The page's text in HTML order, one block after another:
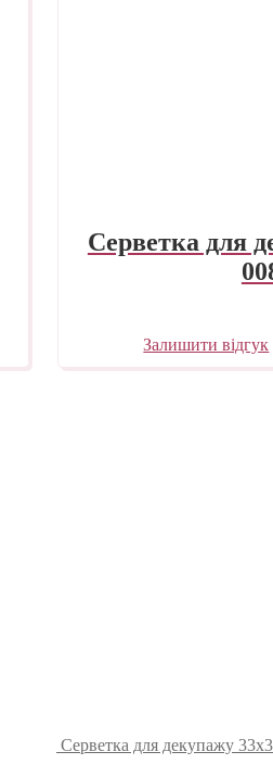
Серветка для
Залишити відгук
Серветка для декупажу